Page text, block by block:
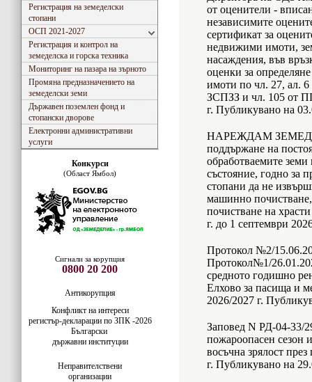
Регистрация на земеделски
стопани
ОСП 2021-2027
Регистрация и контрол на
земеделска и горска техника
Мониторинг на пазара на зърното
Промяна предназначението на
земеделски земи
Държавен поземлен фонд и
стопански дворове
Електронни административни
услуги
Конкурси
(Област Ямбол)
Сигнали за корупция
0800 20 200
Антикорупция
Конфликт на интереси
регистър-деклaрации по ЗПК -2026
Български
държавни институции
Неправителствени
организации
от оценители -
независимите
сертификат за
недвижими имоти,
насаждения, във
оценки за
имоти по чл. 27, ал.
ЗСПЗЗ и чл. 105 от
г. Публикувано на
НАРЕЖДАМ
поддържане на
обработваемите
състояние, годно за
стопани да не
машинно
почистване на
г. до 1 септември
Протокол №2/
Протокол№1/
средното годишно
Елхово за пасища и
2026/2027 г.
Заповед N РД-04-33/
пожароопасен сезон
восъчна зрялост
г. Публикувано на